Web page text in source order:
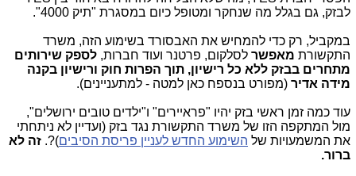
לבזק, גם בגלל מה שנחקר ומטופל כיום במסגרת "תיק 4000".
במקביל, רק כדי להמחיש את האבסורד בשימוע הזה, משרד
התקשורת מאפשר לסלקום, פרטנר ועוד חברות, לספק שירותים
מתחרים בבזק ללא כל רישיון, תוך הפרות חוק ורישיון בקנה
מידה אדיר (מפורט בנספח כאן למטה - למתעניינים).
עוד כמה זמן ראשי בזק יהיו "פראיירים" ו"ילדים טובים ירושלים",
מול המתקפה הזו של משרד התקשורת נגד בזק (ועדיין לא ניתחתי
את המשמעויות של השימוע החדש לעניין פריסת הסיבים)?. זה לא
ברור.